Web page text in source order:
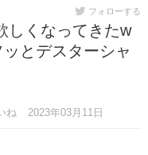
フォローする
しくなってきたw
とデスターシャ
ね
2023年03月11日